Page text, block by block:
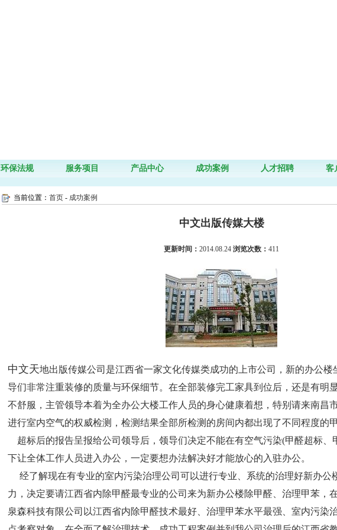
环保法规 服务项目 产品中心 成功案例 人才招聘 客
当前位置： 首页- 成功案例
中文出版传媒大楼
更新时间： 2014.08.24 浏览次数： 411
中文天地出版传媒公司是江西省一家文化传媒类成功的上市公司，新的办公楼
导们非常注重装修的质量与环保细节。在全部装修完工家具到位后，还是有明
不舒服，主管领导本着为全办公大楼工作人员的身心健康着想，特别请来南昌
进行室内空气的权威检测，检测结果全部所检测的房间内都出现了不同程度的
超标后的报告呈报给公司领导后，领导们决定不能在有空气污染(甲醛超标、
下让全体工作人员进入办公，一定要想办法解决好才能放心的入驻办公。
经了解现在有专业的室内污染治理公司可以进行专业、系统的治理好新办公
力，决定要请江西省内除甲醛最专业的公司来为新办公楼除甲醛、治理甲苯，
泉森科技有限公司以江西省内除甲醛技术最好、治理甲苯水平最强、室内污染